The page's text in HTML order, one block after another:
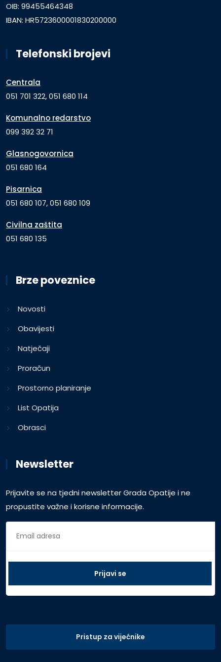
OIB: 99455464348
IBAN: HR5723600001830200000
Telefonski brojevi
Centrala
051 701 322, 051 680 114
Komunalno redarstvo
099 392 32 71
Glasnogovornica
051 680 164
Pisarnica
051 680 107, 051 680 109
Civilna zaštita
051 680 135
Brze poveznice
Novosti
Obavijesti
Natječaji
Proračun
Prostorno planiranje
List Opatija
Obrasci
Newsletter
Prijavite se na tjedni newsletter Grada Opatije i ne
propustite važne i korisne informacije.
Pristup za vijećnike